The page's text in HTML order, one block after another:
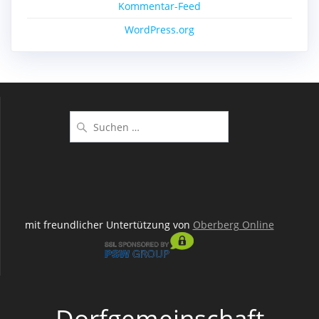
Kommentar-Feed
WordPress.org
nach:
mit freundlicher Untertützung von Oberberg Online